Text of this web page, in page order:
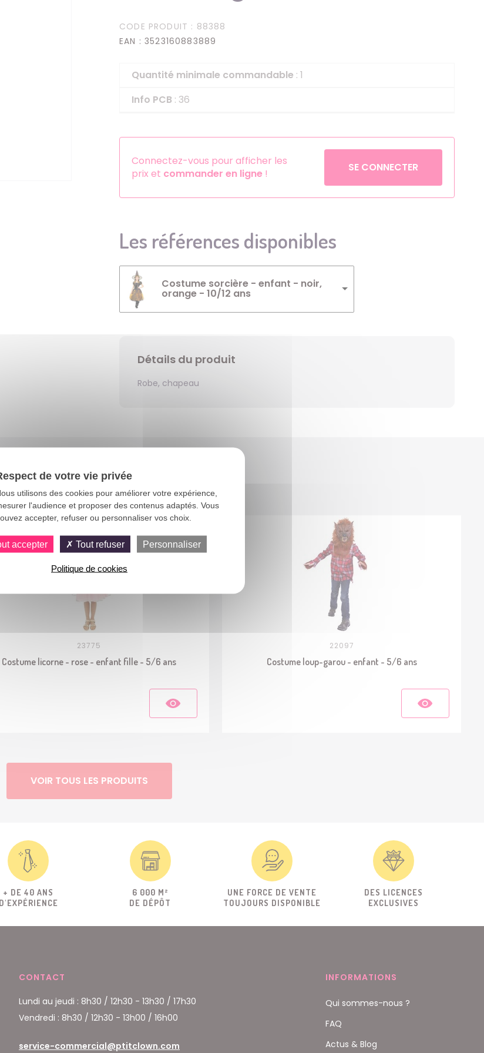
Sets d'accessoires
Petronix Defenders
Pokémon
Robin des Bois
CODE PRODUIT : 88388
EAN : 3523160883889
Quantité minimale commandable : 1
Info PCB : 36
Connectez-vous pour afficher les
prix et commander en ligne ! SE CONNECTER
Les références disponibles
Costume sorcière - enfant - noir,
orange - 10/12 ans
Détails du produit
Robe, chapeau
Vous aimerez aussi
23775
Costume licorne - rose - enfant fille - 5/6 ans
22097
Costume loup-garou - enfant - 5/6 ans
VOIR TOUS LES PRODUITS
+ DE 40 ANS
D'EXPÉRIENCE
6 000 M²
DE DÉPÔT
UNE FORCE DE VENTE
TOUJOURS DISPONIBLE
DES LICENCES
EXCLUSIVES
CONTACT
Lundi au jeudi : 8h30 / 12h30 - 13h30 / 17h30
Vendredi : 8h30 / 12h30 - 13h00 / 16h00
service-commercial@ptitclown.com
INFORMATIONS
Qui sommes-nous ?
FAQ
Actus & Blog
de votre vie privée
utilisons des cookies pour améliorer votre expérience,
l'audience et proposer des contenus adaptés. Vous
accepter, refuser ou personnaliser vos choix.
accepter Tout refuser Personnaliser
Politique de cookies